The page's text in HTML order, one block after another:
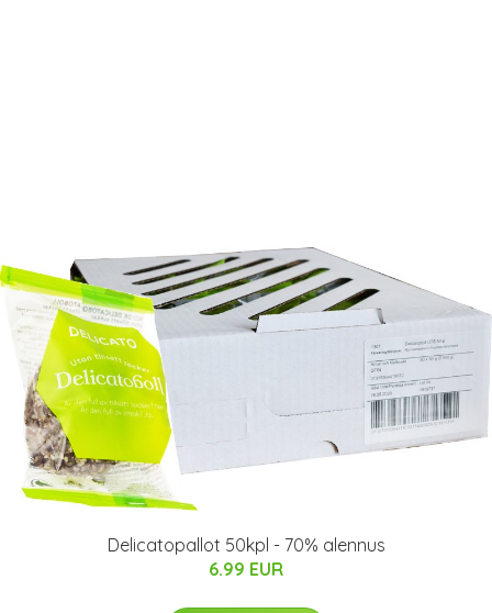
Delicatopallot 50kpl - 70% alennus
6.99 EUR